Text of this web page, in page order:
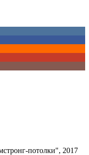
потолки", 2017